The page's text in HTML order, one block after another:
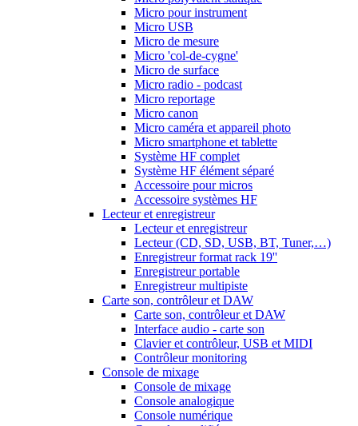
Micro pour instrument
Micro USB
Micro de mesure
Micro 'col-de-cygne'
Micro de surface
Micro radio - podcast
Micro reportage
Micro canon
Micro caméra et appareil photo
Micro smartphone et tablette
Système HF complet
Système HF élément séparé
Accessoire pour micros
Accessoire systèmes HF
Lecteur et enregistreur
Lecteur et enregistreur
Lecteur (CD, SD, USB, BT, Tuner,…)
Enregistreur format rack 19''
Enregistreur portable
Enregistreur multipiste
Carte son, contrôleur et DAW
Carte son, contrôleur et DAW
Interface audio - carte son
Clavier et contrôleur, USB et MIDI
Contrôleur monitoring
Console de mixage
Console de mixage
Console analogique
Console numérique